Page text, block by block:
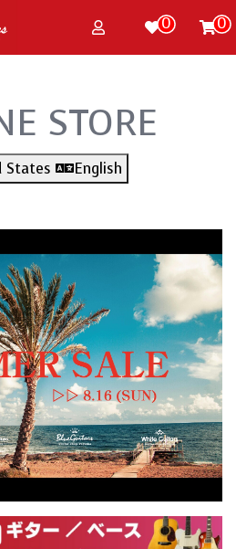
0 0
STORE
States English